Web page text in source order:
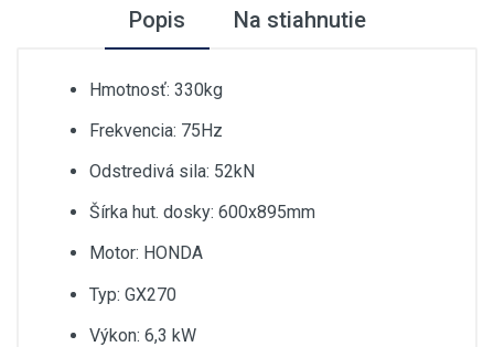
Popis Na stiahnutie
Hmotnosť: 330kg
Frekvencia: 75Hz
Odstredivá sila: 52kN
Šírka hut. dosky: 600x895mm
Motor: HONDA
Typ: GX270
Výkon: 6,3 kW